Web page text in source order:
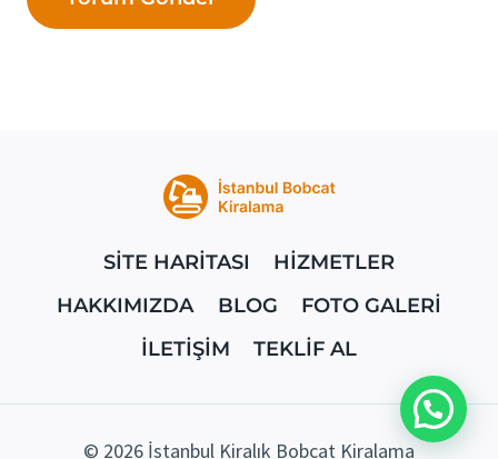
SİTE HARİTASI
HİZMETLER
HAKKIMIZDA
BLOG
FOTO GALERİ
İLETİŞİM
TEKLİF AL
© 2026 İstanbul Kiralık Bobcat Kiralama